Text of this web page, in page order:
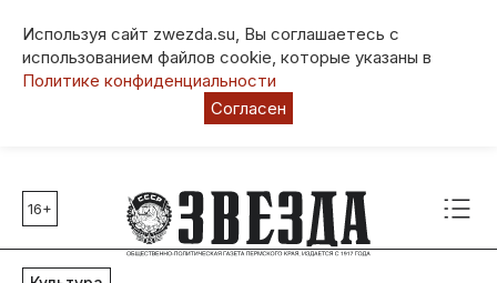
Используя сайт zwezda.su, Вы соглашаетесь с
использованием файлов cookie, которые указаны в
Политике конфиденциальности
Согласен
Главные темы
80 лет Победы
16+